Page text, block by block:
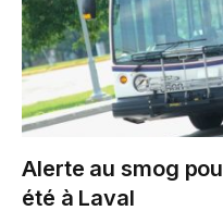
Alerte au smog
été à Laval